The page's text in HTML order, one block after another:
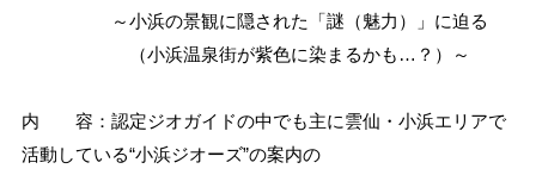
～小浜の景観に隠された「謎（魅力）」に迫る
（小浜温泉街が紫色に染まるかも…？）～
内 容：認定ジオガイドの中でも主に雲仙・小浜エリアで
活動している“小浜ジオーズ”の案内の